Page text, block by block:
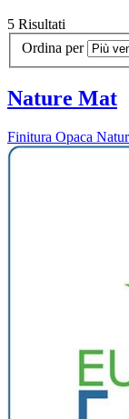
5 Risultati
Ordina per
Nature Mat
Finitura Opaca